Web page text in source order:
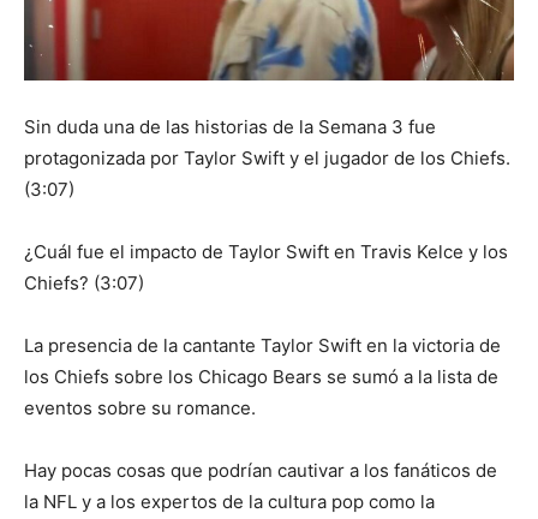
Sin duda una de las historias de la Semana 3 fue
protagonizada por Taylor Swift y el jugador de los Chiefs.
(3:07)
¿Cuál fue el impacto de Taylor Swift en Travis Kelce y los
Chiefs? (3:07)
La presencia de la cantante Taylor Swift en la victoria de
los Chiefs sobre los Chicago Bears se sumó a la lista de
eventos sobre su romance.
Hay pocas cosas que podrían cautivar a los fanáticos de
la NFL y a los expertos de la cultura pop como la